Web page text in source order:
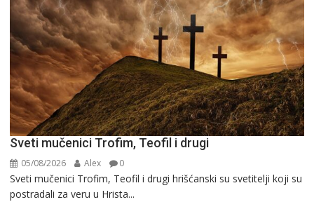
Sveti mučenici Trofim, Teofil i drugi
05/08/2026 Alex 0
Sveti mučenici Trofim, Teofil i drugi hrišćanski su svetitelji koji su
postradali za veru u Hrista...